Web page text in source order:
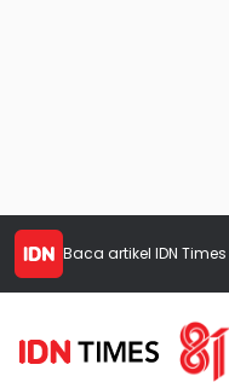
Baca artikel IDN Times